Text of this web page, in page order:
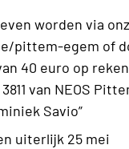
worden via
pittem-egem of
40 euro op
van NEOS
Savio”
uiterlijk 25 mei